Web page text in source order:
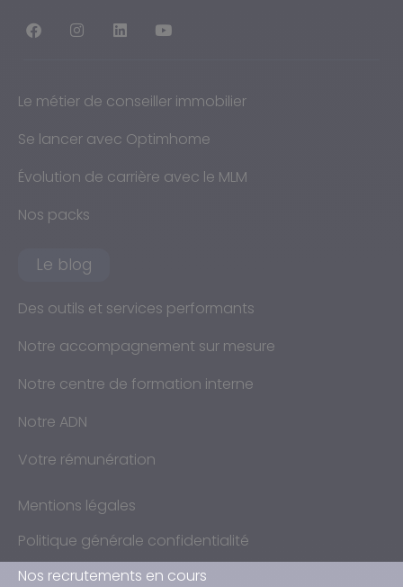
Le métier de conseiller immobilier
Se lancer avec Optimhome
Évolution de carrière avec le MLM
Nos packs
Le blog
Des outils et services performants
Notre accompagnement sur mesure
Notre centre de formation interne
Notre ADN
Votre rémunération
Mentions légales
Politique générale confidentialité
Nos recrutements en cours